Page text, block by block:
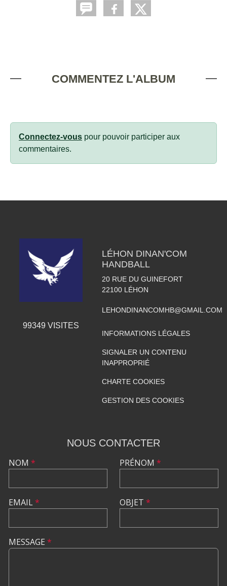
COMMENTEZ L'ALBUM
Connectez-vous pour pouvoir participer aux
commentaires.
99349 VISITES
LÉHON DINAN'COM
HANDBALL
20 RUE DU GUINEFORT
22100 LÉHON
LEHONDINANCOMHB@GMAIL.COM
INFORMATIONS LÉGALES
SIGNALER UN CONTENU
INAPPROPRIÉ
CHARTE COOKIES
GESTION DES COOKIES
NOUS CONTACTER
NOM *
EMAIL*
PRÉNOM *
OBJET *
MESSAGE *